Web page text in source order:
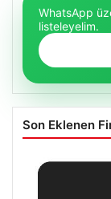
WhatsApp
listeleyelim.
Son Eklenen